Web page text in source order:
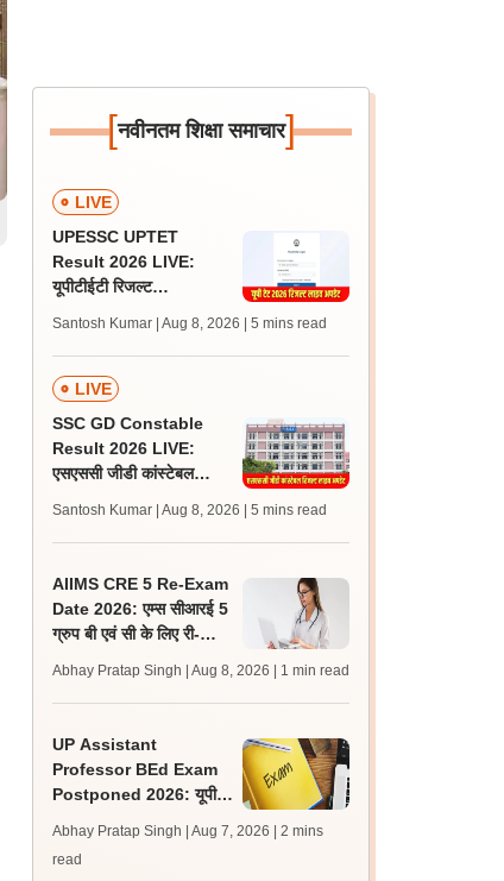
[नवीनतम शिक्षा समाचार]
LIVE
UPESSC UPTET
Result 2026 LIVE:
यूपीटीईटी रिजल्ट
जल्द, जानें लेटेस्ट अपडेट,
पासिंग मार्क्स
Santosh Kumar | Aug 8, 2026 | 5 mins read
LIVE
SSC GD Constable
Result 2026 LIVE:
एसएससी जीडी कांस्टेबल
लेटेस्ट अपडेट, स्कोरकार्ड लिंक
Santosh Kumar | Aug 8, 2026 | 5 mins read
AIIMS CRE 5 Re-Exam
Date 2026: एम्स सीआरई 5
ग्रुप बी एवं सी के लिए री-
कार्ड जल्द
Abhay Pratap Singh | Aug 8, 2026 | 1 min read
UP Assistant
Professor BEd Exam
Postponed 2026: यूपी
स्थगित, नई तिथि बाद में
Abhay Pratap Singh | Aug 7, 2026
| 2 mins
read